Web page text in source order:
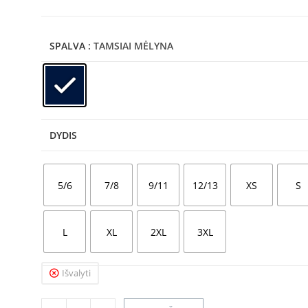
SPALVA : TAMSIAI MĖLYNA
DYDIS
5/6 7/8 9/11 12/13 XS S
L XL 2XL 3XL
Išvalyti